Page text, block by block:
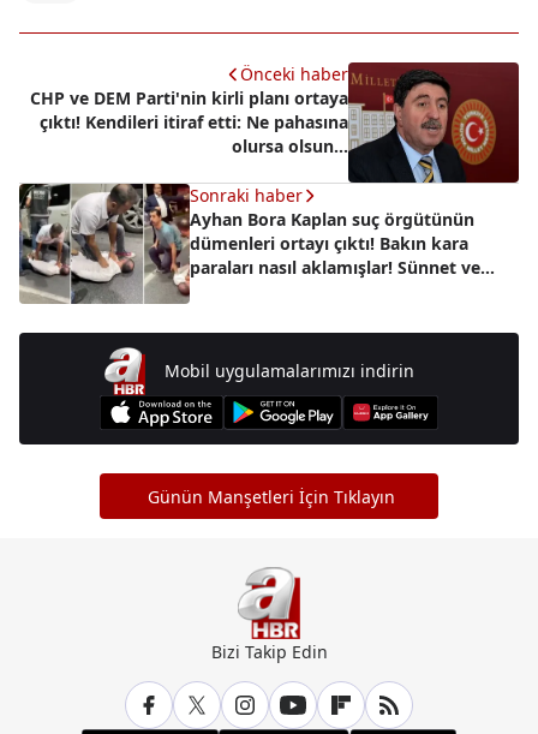
Önceki haber
CHP ve DEM Parti'nin kirli planı ortaya
çıktı! Kendileri itiraf etti: Ne pahasına
olursa olsun...
Sonraki haber
Ayhan Bora Kaplan suç örgütünün
dümenleri ortayı çıktı! Bakın kara
paraları nasıl aklamışlar! Sünnet ve
Mobil uygulamalarımızı indirin
Günün Manşetleri İçin Tıklayın
Bizi Takip Edin